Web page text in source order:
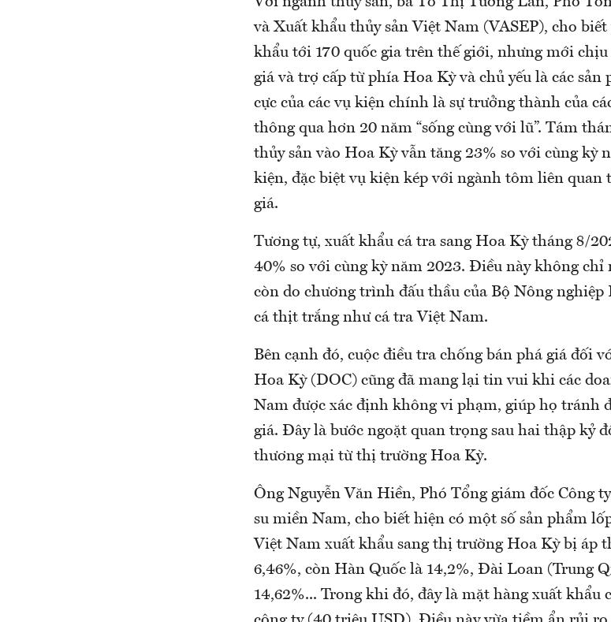
và Xuất khẩu thủy sản Việt Nam (VASEP), cho
khẩu tới 170 quốc gia trên thế giới, nhưng mới
giá và trợ cấp từ phía Hoa Kỳ và chủ yếu là các
cực của các vụ kiện chính là sự trưởng thành của
thông qua hơn 20 năm “sống cùng với lũ”. Tám
thủy sản vào Hoa Kỳ vẫn tăng 23% so với cùng kỳ
kiện, đặc biệt vụ kiện kép với ngành tôm liên quan
giá.
Tương tự, xuất khẩu cá tra sang Hoa Kỳ tháng 8/
40% so với cùng kỳ năm 2023. Điều này không chỉ
còn do chương trình đấu thầu của Bộ Nông
cá thịt trắng như cá tra Việt Nam.
Bên cạnh đó, cuộc điều tra chống bán phá giá đối
Hoa Kỳ (DOC) cũng đã mang lại tin vui khi các
Nam được xác định không vi phạm, giúp họ tránh
giá. Đây là bước ngoặt quan trọng sau hai thập kỷ
thương mại từ thị trường Hoa Kỳ.
Ông Nguyễn Văn Hiền, Phó Tổng giám đốc Công
su miền Nam, cho biết hiện có một số sản phẩm
Việt Nam xuất khẩu sang thị trường Hoa Kỳ bị áp
6,46%, còn Hàn Quốc là 14,2%, Đài Loan (Trung
14,62%... Trong khi đó, đây là mặt hàng xuất khẩu